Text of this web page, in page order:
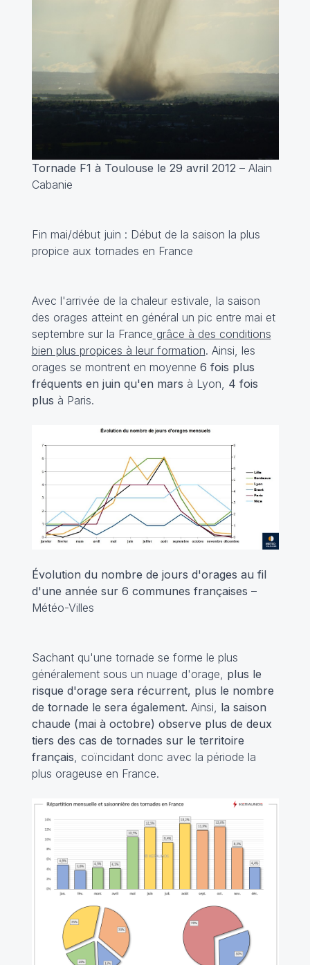
Tornade F1 à Toulouse le 29 avril 2012 – Alain
Cabanie
Fin mai/début juin : Début de la saison la plus
propice aux tornades en France
Avec l'arrivée de la chaleur estivale, la saison
des orages atteint en général un pic entre mai et
septembre sur la France grâce à des conditions
bien plus propices à leur formation. Ainsi, les
orages se montrent en moyenne 6 fois plus
fréquents en juin qu'en mars à Lyon, 4 fois
plus à Paris.
Évolution du nombre de jours d'orages au fil
d'une année sur 6 communes françaises –
Météo-Villes
Sachant qu'une tornade se forme le plus
généralement sous un nuage d'orage, plus le
risque d'orage sera récurrent, plus le nombre
de tornade le sera également. Ainsi, la saison
chaude (mai à octobre) observe plus de deux
tiers des cas de tornades sur le territoire
français, coïncidant donc avec la période la
plus orageuse en France.